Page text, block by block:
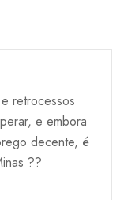
retrocessos
e embora
decente, é
??